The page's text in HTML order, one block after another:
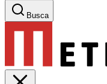
Busca